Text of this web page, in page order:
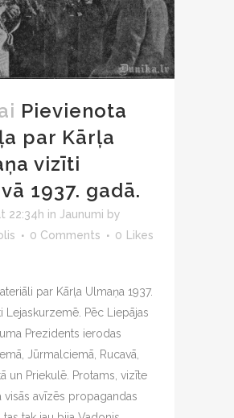
Pievienota
par Kārļa
vizīti
1937. gadā.
22:34h in Jaunumi by
0 Comments 0 Likes
par Kārļa Ulmaņa 1937.
Lejaskurzemē. Pēc Liepājas
Prezidents ierodas
Jūrmalciemā, Rucavā,
un Priekulē. Protams, vizīte
visās avīzēs propagandas